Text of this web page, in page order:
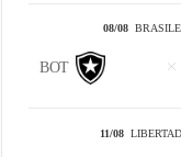
08/08
BOT
11/08